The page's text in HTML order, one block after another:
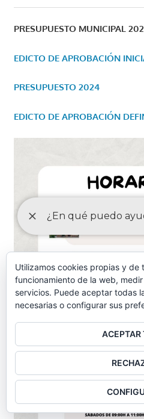
PRESUPUESTO MUNICIPAL
EDICTO DE APROBACIÓN
PRESUPUESTO 2024
EDICTO DE APROBACIÓN
Utilizamos cookies propias y
funcionamiento de la web,
servicios. Puede aceptar todas
necesarias o configurar sus
ACEPTAR